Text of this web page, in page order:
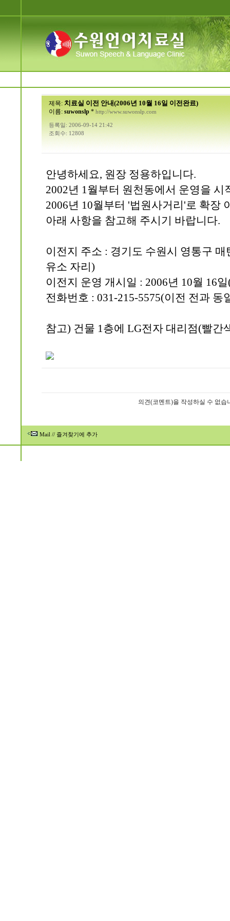
제목: 치료실 이전 안내(2006년 10월 16일 이전완료)
이름: suwonslp* http://www.suwonslp.com
등록일: 2006-09-14 21:42
조회수: 12808
안녕하세요, 원장 정용하입니다.
2002년 1월부터 원천동에서 운영을
2006년 10월부터 '법원사거리'로 확장
아래 사항을 참고해 주시기 바랍니다.
이전지 주소 : 경기도 수원시 영통구
유소 자리)
이전지 운영 개시일 : 2006년 10월 16
전화번호 : 031-215-5575(이전 전과 동
참고) 건물 1층에 LG전자 대리점(빨간
의견(코멘트)을 작성하실 수 없습
Mail // 즐겨찾기에 추가